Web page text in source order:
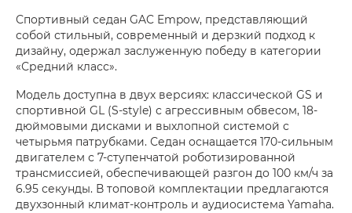
Спортивный седан GAC Empow, представляющий
собой стильный, современный и дерзкий подход к
дизайну, одержал заслуженную победу в категории
«Средний класс».
Модель доступна в двух версиях: классической GS и
спортивной GL (S-style) с агрессивным обвесом, 18-
дюймовыми дисками и выхлопной системой с
четырьмя патрубками. Седан оснащается 170-сильным
двигателем с 7-ступенчатой роботизированной
трансмиссией, обеспечивающей разгон до 100 км/ч за
6.95 секунды. В топовой комплектации предлагаются
двухзонный климат-контроль и аудиосистема Yamaha.